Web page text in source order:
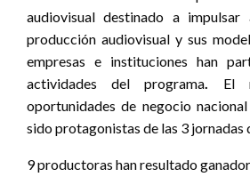
audiovisual destinado a
producción audiovisual y sus
empresas e instituciones han
actividades del programa. El
oportunidades de negocio
sido protagonistas de las 3 jornadas
9 productoras han resultado